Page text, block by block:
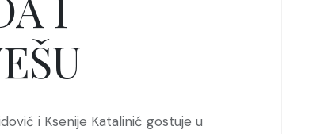
i Ksenije Katalinić gostuje u